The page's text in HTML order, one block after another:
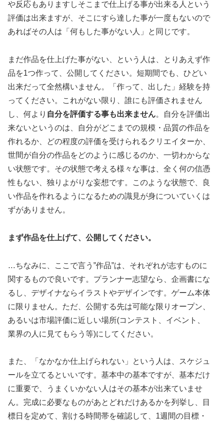
や反応もありますしそこまで仕上げる事が出来る人という
評価は出来ますが、そこにすら達した事が一度もないので
あればその人は「何もした事がない人」と同じです。
まだ作品を仕上げた事がない、という人は、とりあえず作
品を1つ作って、公開してください。短期間でも、ひどい
出来だって全然構いません。「作って、出した」経験を持
ってください。これがない限り、誰にも評価されません
し、何より 自分を評価する事も出来ません。自分を評価出
来ないというのは、自分がどこまでの規模・品質の作品を
作れるか、どの程度の評価を受けられるクリエイターか、
世間が自分の作品をどのように感じるのか、一切わからな
い状態です。その状態で考える様々な事は、全く何の信憑
性もない、独りよがりな妄想です。このような状態で、良
い作品を作れるようになるための識見が身についていくは
ずがありません。
まず作品を仕上げて、公開してください。
…ちなみに、ここで言う”作品”は、それぞれが志すものに
関するもので良いです。プランナー志望なら、企画書にな
るし、デザイナならイラストやデザインです。ゲーム本体
に限りません。ただ、公開する先は可能な限りオープン、
あるいは市場評価に近しい場所(コンテスト、イベント、
業界の人に見てもらう等)にしてください。
また、「なかなか仕上げられない」という人は、スケジュ
ールを立てるといいです。基本中の基本ですが、基本だけ
に重要で、うまくいかない人はその基本が出来ていませ
ん。完成に必要なものがあとどれだけあるかを列挙し、目
標日を定めて、割ける時間帯を確認して、1週間の目標・